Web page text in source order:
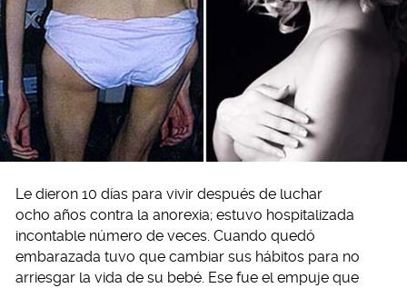
Le dieron 10 días para vivir después de luchar
ocho años contra la anorexia; estuvo hospitalizada
incontable número de veces. Cuando quedó
embarazada tuvo que cambiar sus hábitos para no
arriesgar la vida de su bebé. Ese fue el empuje que